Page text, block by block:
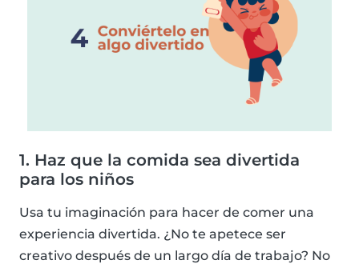
1. Haz que la comida sea divertida
para los niños
Usa tu imaginación para hacer de comer una
experiencia divertida. ¿No te apetece ser
creativo después de un largo día de trabajo? No